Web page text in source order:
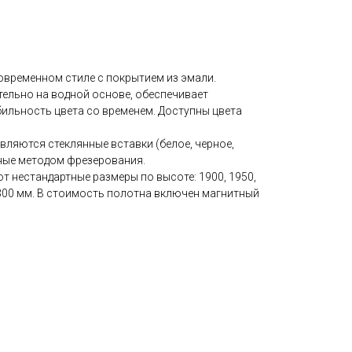
стиле с покрытием из эмали.
на водной основе, обеспечивает
цвета со временем. Доступны цвета
стеклянные вставки (белое, черное,
методом фрезерования.
нестандартные размеры по высоте: 1900, 1950,
мм. В стоимость полотна включен магнитный